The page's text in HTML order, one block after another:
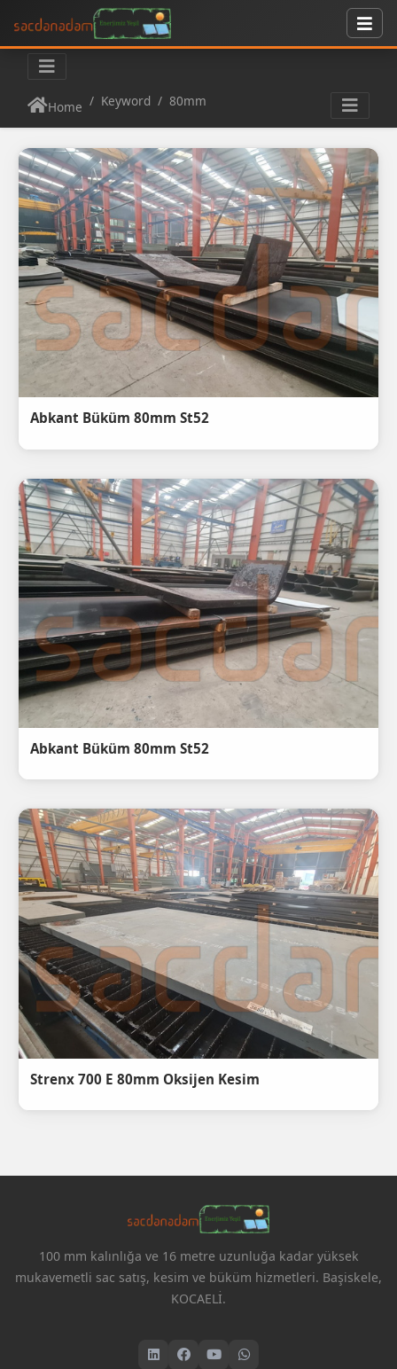
Home Keyword 80mm
Abkant Büküm 80mm St52
Abkant Büküm 80mm St52
Strenx 700 E 80mm Oksijen Kesim
100 mm kalınlığa ve 16 metre uzunluğa kadar yüksek
mukavemetli sac satış, kesim ve büküm hizmetleri. Başiskele,
KOCAELİ.